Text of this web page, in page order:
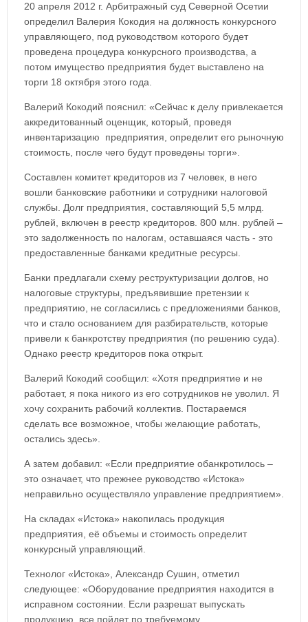
20 апреля 2012 г. Арбитражный суд Северной Осетии
определил Валерия Кокодия на должность конкурсного
управляющего, под руководством которого будет
проведена процедура конкурсного производства, а
потом имущество предприятия будет выставлено на
торги 18 октября этого года.
Валерий Кокодий пояснил: «Сейчас к делу привлекается
аккредитованный оценщик, который, проведя
инвентаризацию предприятия, определит его рыночную
стоимость, после чего будут проведены торги».
Составлен комитет кредиторов из 7 человек, в него
вошли банковские работники и сотрудники налоговой
службы. Долг предприятия, составляющий 5,5 млрд.
рублей, включен в реестр кредиторов. 800 млн. рублей –
это задолженность по налогам, оставшаяся часть - это
предоставленные банками кредитные ресурсы.
Банки предлагали схему реструктуризации долгов, но
налоговые структуры, предъявившие претензии к
предприятию, не согласились с предложениями банков,
что и стало основанием для разбирательств, которые
привели к банкротству предприятия (по решению суда).
Однако реестр кредиторов пока открыт.
Валерий Кокодий сообщил: «Хотя предприятие и не
работает, я пока никого из его сотрудников не уволил. Я
хочу сохранить рабочий коллектив. Постараемся
сделать все возможное, чтобы желающие работать,
остались здесь».
А затем добавил: «Если предприятие обанкротилось –
это означает, что прежнее руководство «Истока»
неправильно осуществляло управление предприятием».
На складах «Истока» накопилась продукция
предприятия, её объемы и стоимость определит
конкурсный управляющий.
Технолог «Истока», Александр Сушин, отметил
следующее: «Оборудование предприятия находится в
исправном состоянии. Если разрешат выпускать
продукцию, все пойдет по требуемому